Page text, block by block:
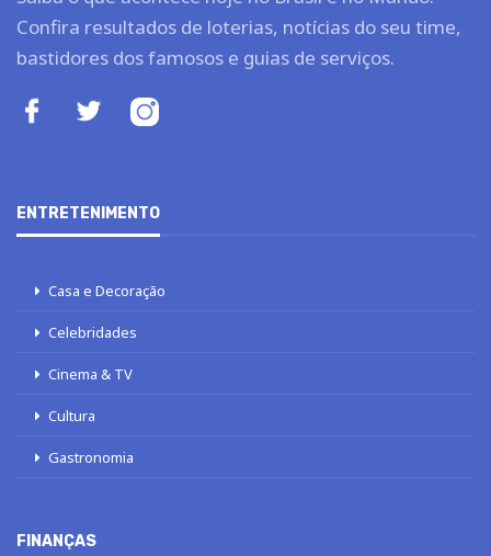
Confira resultados de loterias, notícias do seu time,
bastidores dos famosos e guias de serviços.
ENTRETENIMENTO
Casa e Decoração
Celebridades
Cinema & TV
Cultura
Gastronomia
FINANÇAS